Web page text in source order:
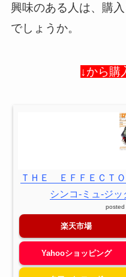
興味のある人は、購
でしょうか。
↓から購
ＴＨＥ ＥＦＦＥＣＴ
シンコ-ミュ-ジ
posted
楽天市場
Yahooショッピング